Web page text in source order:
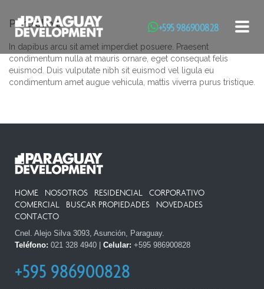
+595 986900828
Portfolio 2
In dapibus arcu sit amet imperdiet posuere. Praesent
condimentum nulla at mauris ornare, eget consequat felis
euismod. Duis vulputate nibh sit euismod vel ligula eu
condimentum amet augue vehicula, mattis viverra purus tristique.
HOME NOSOTROS RESIDENCIAL
CORPORATIVO
COMERCIAL
BUSCAR PROPIEDADES
NOVEDADES
CONTACTO
Cnel. Alejo Silva 3093, Asunción, Paraguay.
Teléfono: 021 328 4940 | Celular: +595 986900828
+595 986900828